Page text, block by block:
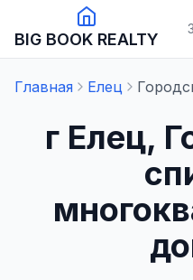
BIG BOOK REALTY
Главная Елец
г Елец,